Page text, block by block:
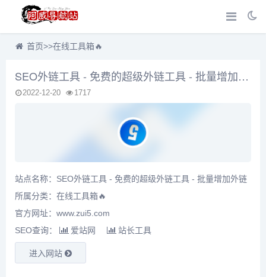
首页>>在线工具箱🔥
SEO外链工具 - 免费的超级外链工具 - 批量增加外链
2022-12-20 1717
站点名称：SEO外链工具 - 免费的超级外链工具 - 批量增加外链
所属分类： 在线工具箱🔥
官方网址：www.zui5.com
SEO查询：
爱站网 站长工具
进入网站